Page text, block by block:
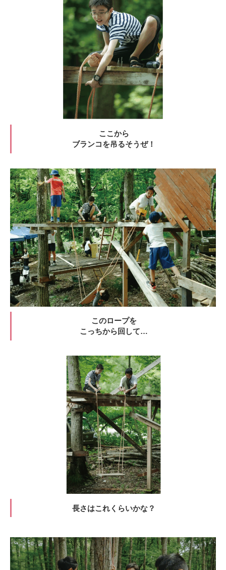
ここから
ブランコを吊るそうぜ！
このロープを
こっちから回して…
長さはこれくらいかな？